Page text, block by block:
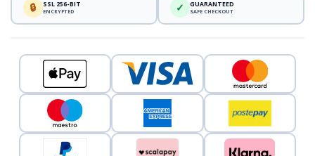
🔒 SSL 256-BIT
ENCRYPTED ✓ GUARANTEED
SAFE CHECKOUT